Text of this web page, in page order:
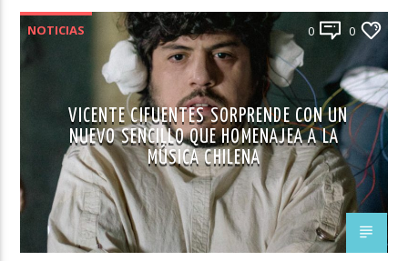
NOTICIAS 0 0
VICENTE CIFUENTES SORPRENDE CON UN
NUEVO SENCILLO QUE HOMENAJEA A LA
MÚSICA CHILENA